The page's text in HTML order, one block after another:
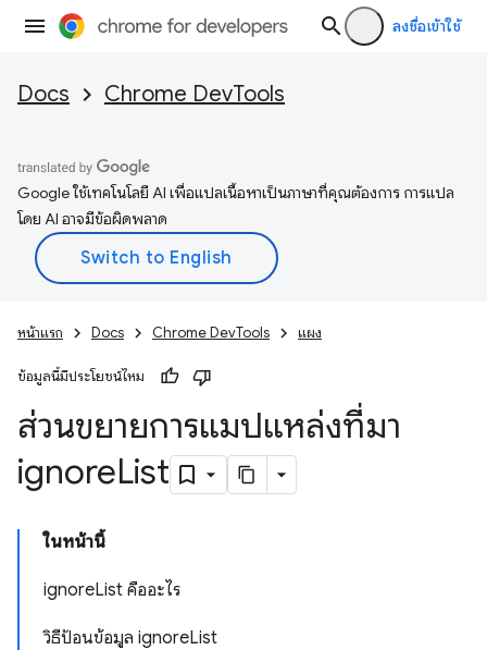
ลงชื่อเข้าใช้
Docs Chrome DevTools
Google ใช้เทคโนโลยี AI เพื่อแปลเนื้อหาเป็นภาษาที่คุณต้องการ การแปล
โดย AI อาจมีข้อผิดพลาด
หน้าแรก Docs Chrome DevTools แผง
ข้อมูลนี้มีประโยชน์ไหม
ส่วนขยายการแมปแหล่งที่มา
ignoreList
ในหน้านี้
ignoreList คืออะไร
วิธีป้อนข้อมูล ignoreList